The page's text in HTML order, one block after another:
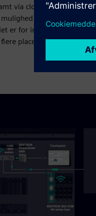
via cloud-baserede
for hurtigt og
er for individuelle
placeringer.